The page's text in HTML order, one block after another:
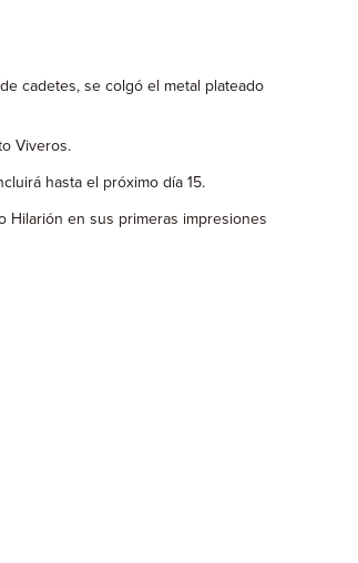
cadetes, se colgó el metal plateado
Viveros.
hasta el próximo día 15.
Hilarión en sus primeras impresiones